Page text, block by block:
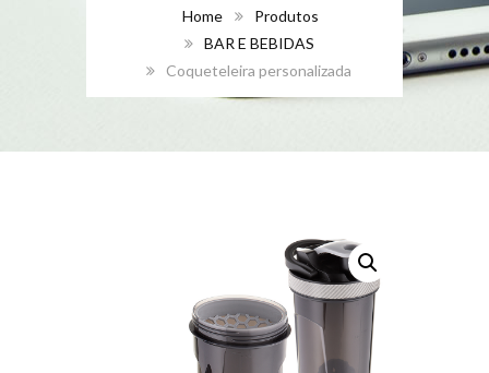
Home
Produtos
BAR E BEBIDAS
Coqueteleira personalizada